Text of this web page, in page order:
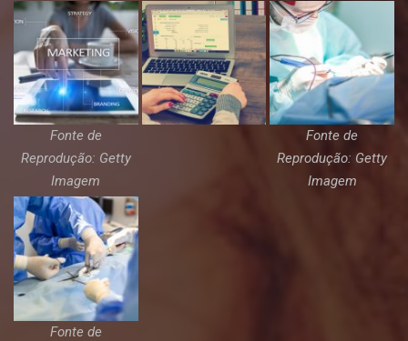
Fonte de
Reprodução: Getty
Imagem
Fonte de
Reprodução: Getty
Imagem
Fonte de